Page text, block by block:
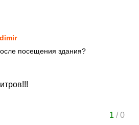
посещения здания?
1 /0